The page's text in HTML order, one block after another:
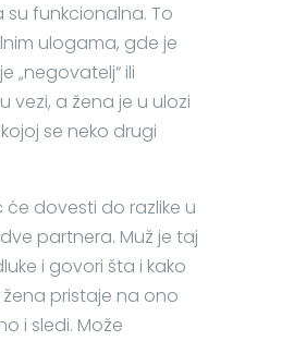
funkcionalna. To
ulogama, gde je
„negovatelj“ ili
vezi, a žena je u ulozi
se neko drugi
dovesti do razlike u
partnera. Muž je taj
i govori šta i kako
pristaje na ono
i sledi. Može